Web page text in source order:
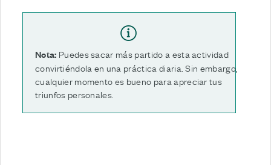
Nota: Puedes sacar más partido a esta actividad
convirtiéndola en una práctica diaria. Sin embargo,
cualquier momento es bueno para apreciar tus
triunfos personales.